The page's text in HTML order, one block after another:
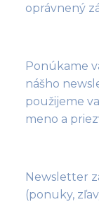
oprávnený
Ponúkame
nášho
použijeme
meno a
Newsletter
(ponuky,